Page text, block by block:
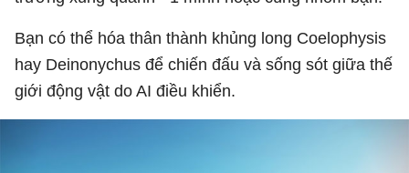
Bạn có thể hóa thân thành khủng long Coelophysis
hay Deinonychus để chiến đấu và sống sót giữa thế
giới động vật do AI điều khiển.